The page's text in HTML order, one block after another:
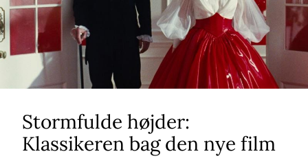
Stormfulde højder:
Klassikeren bag den nye film